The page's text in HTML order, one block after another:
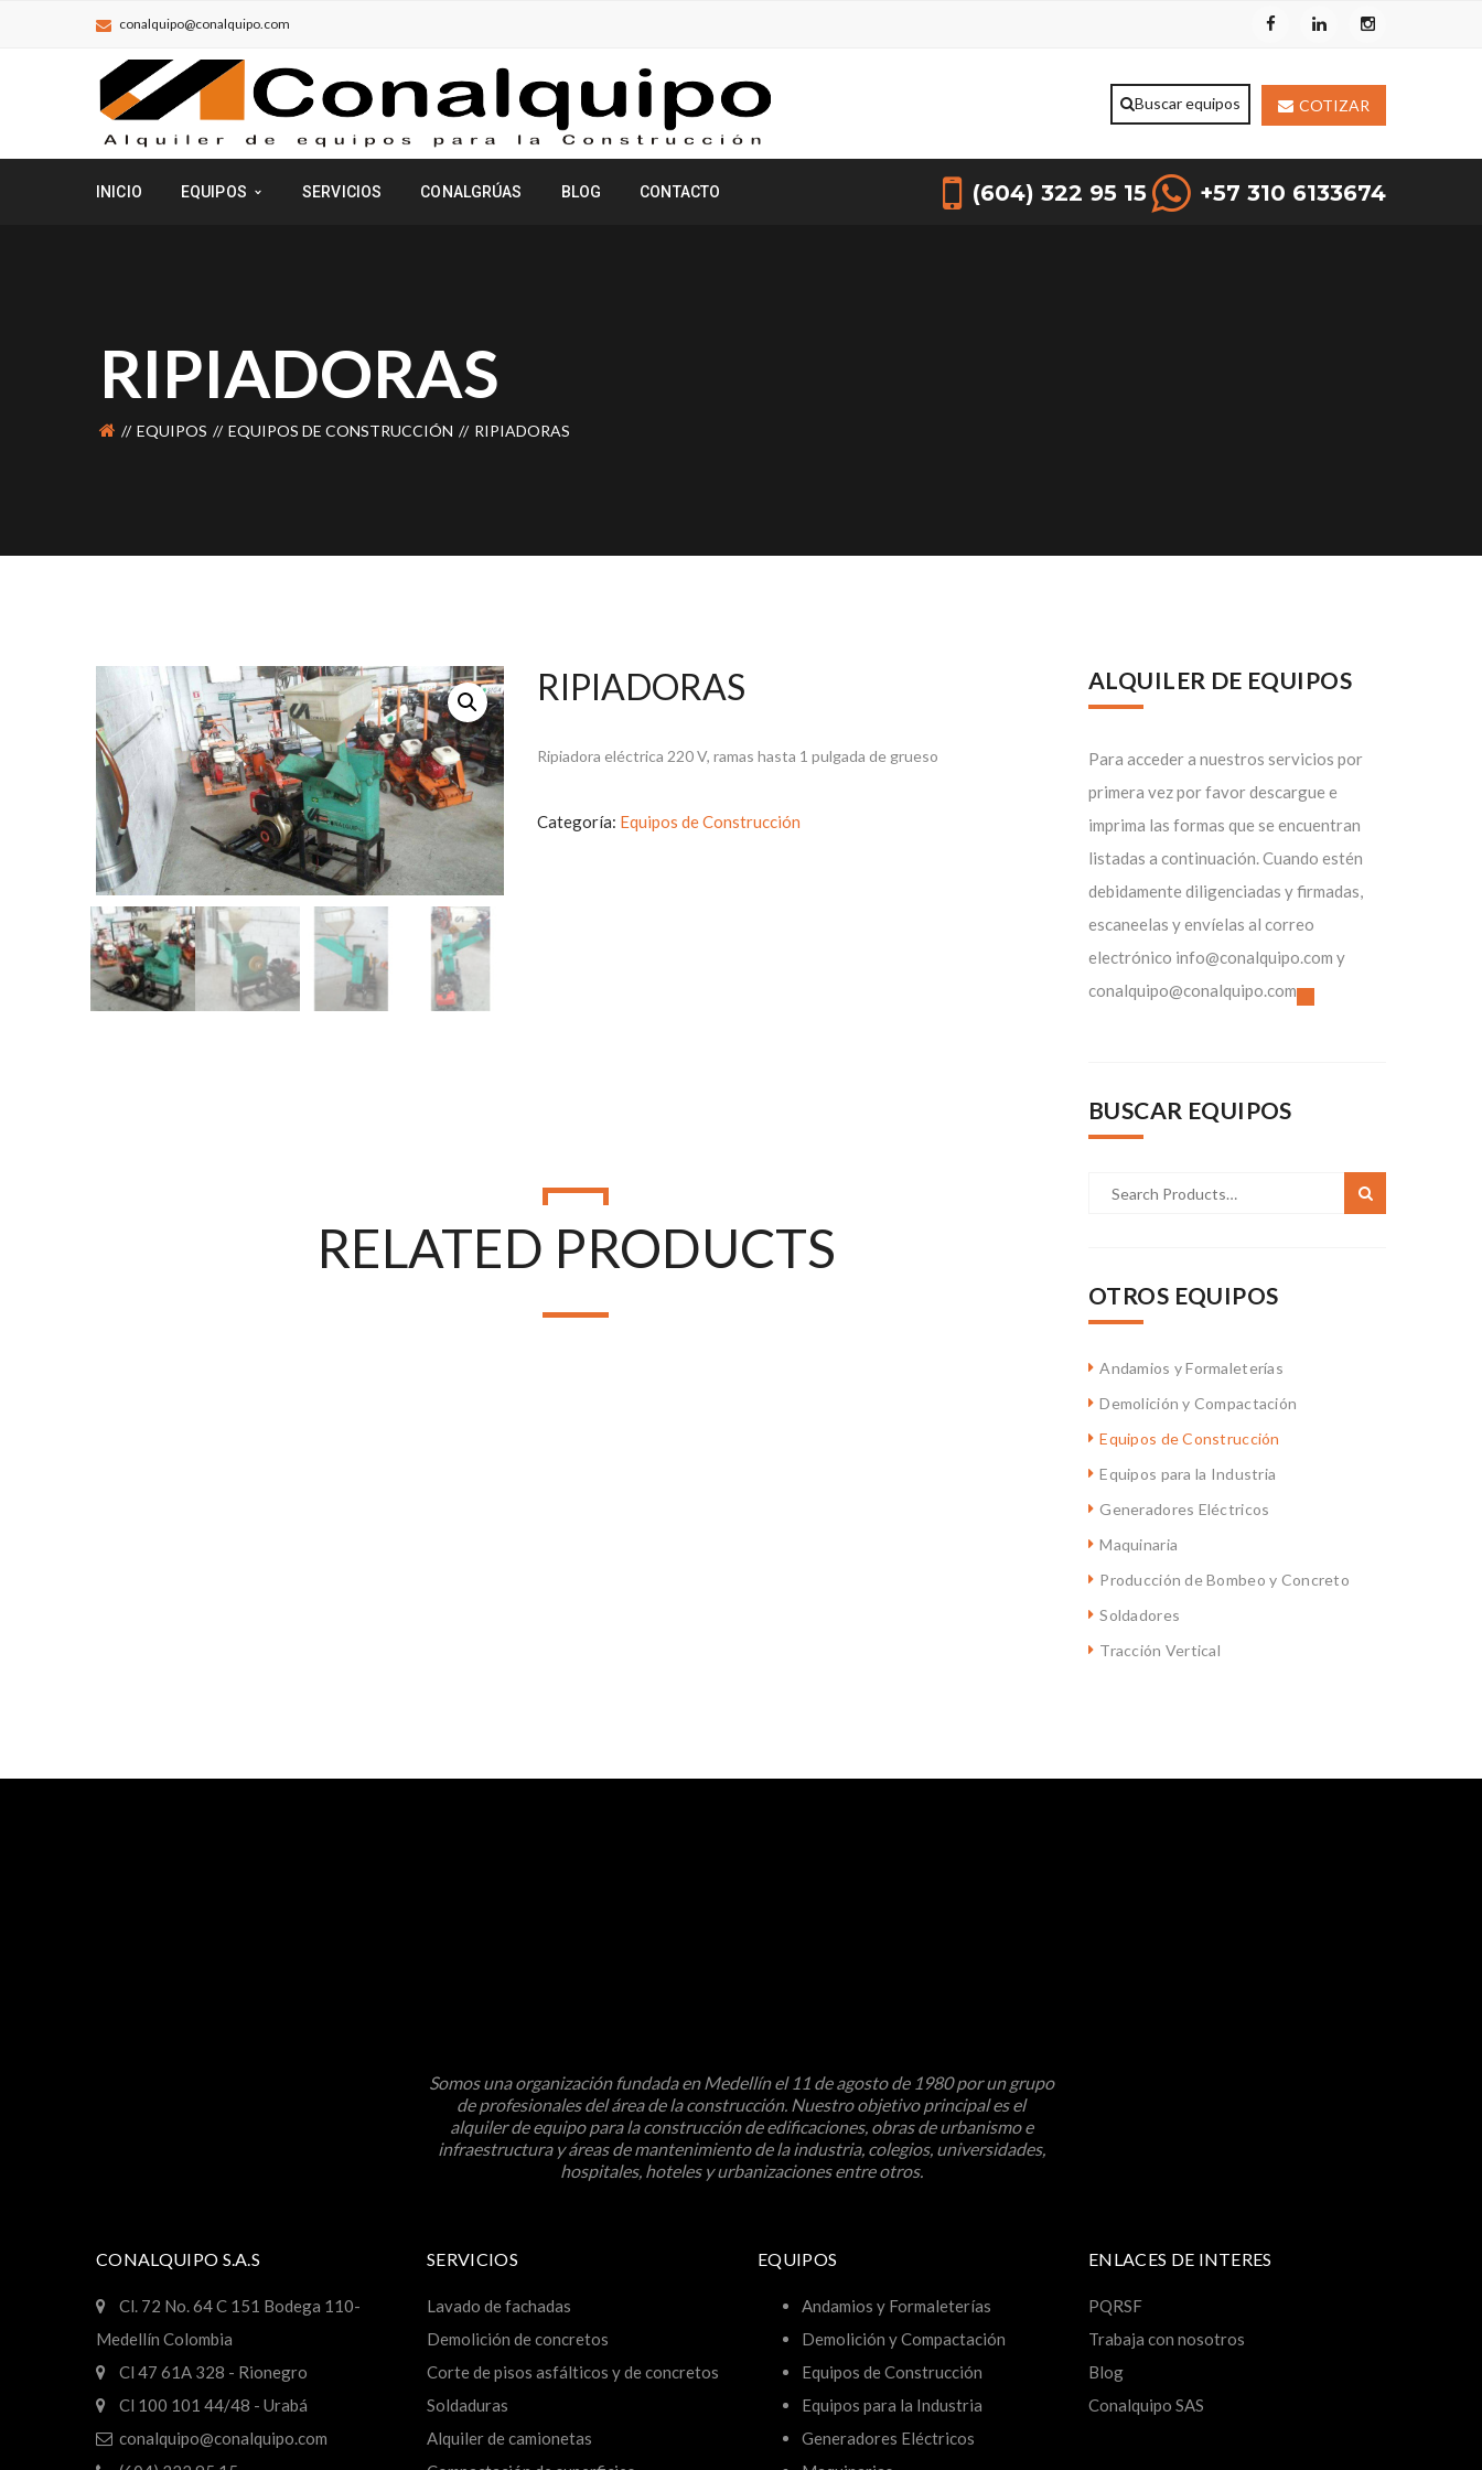
conalquipo@conalquipo.com
COTIZAR
INICIO EQUIPOS SERVICIOS CONALGRÚAS BLOG CONTACTO (604) 322 95 15 +57 310 6133674
RIPIADORAS
EQUIPOS EQUIPOS DE CONSTRUCCIÓN RIPIADORAS
RIPIADORAS
Ripiadora eléctrica 220 V, ramas hasta 1 pulgada de grueso
Categoría: Equipos de Construcción
RELATED PRODUCTS
ALQUILER DE EQUIPOS
Para acceder a nuestros servicios por
primera vez por favor descargue e
imprima las formas que se encuentran
listadas a continuación. Cuando estén
debidamente diligenciadas y firmadas,
escaneelas y envíelas al correo
electrónico info@conalquipo.com y
conalquipo@conalquipo.com
BUSCAR EQUIPOS
OTROS EQUIPOS
Andamios y Formaleterías
Demolición y Compactación
Equipos de Construcción
Equipos para la Industria
Generadores Eléctricos
Maquinaria
Producción de Bombeo y Concreto
Soldadores
Tracción Vertical
Somos una organización fundada en Medellín el 11 de agosto de 1980 por un grupo
de profesionales del área de la construcción. Nuestro objetivo principal es el
alquiler de equipo para la construcción de edificaciones, obras de urbanismo e
infraestructura y áreas de mantenimiento de la industria, colegios, universidades,
hospitales, hoteles y urbanizaciones entre otros.
CONALQUIPO S.A.S
Cl. 72 No. 64 C 151 Bodega 110-
Medellín Colombia
Cl 47 61A 328 - Rionegro
Cl 100 101 44/48 - Urabá
conalquipo@conalquipo.com
SERVICIOS
Lavado de fachadas
Demolición de concretos
Corte de pisos asfálticos y de concretos
Soldaduras
Alquiler de camionetas
EQUIPOS
Andamios y Formaleterías
Demolición y Compactación
Equipos de Construcción
Equipos para la Industria
Generadores Eléctricos
ENLACES DE INTERES
PQRSF
Trabaja con nosotros
Blog
Conalquipo SAS